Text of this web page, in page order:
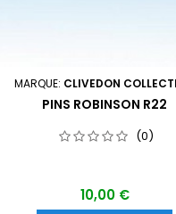
MARQUE: CLIVEDON
PINS ROBINSON R22
(0)
10,00 €